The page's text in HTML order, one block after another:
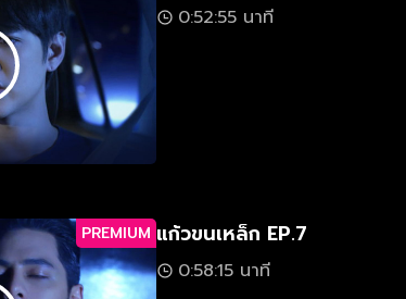
0:52:55 นาที
PREMIUM แก้วขนเหล็ก EP.7
0:58:15 นาที